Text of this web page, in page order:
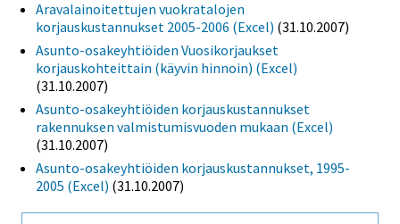
Aravalainoitettujen vuokratalojen
korjauskustannukset 2005-2006 (Excel) (31.10.2007)
Asunto-osakeyhtiöiden Vuosikorjaukset
korjauskohteittain (käyvin hinnoin) (Excel)
(31.10.2007)
Asunto-osakeyhtiöiden korjauskustannukset
rakennuksen valmistumisvuoden mukaan (Excel)
(31.10.2007)
Asunto-osakeyhtiöiden korjauskustannukset, 1995-
2005 (Excel) (31.10.2007)